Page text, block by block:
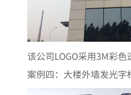
该公司LOGO采用3M彩
案例四：大楼外墙发光字